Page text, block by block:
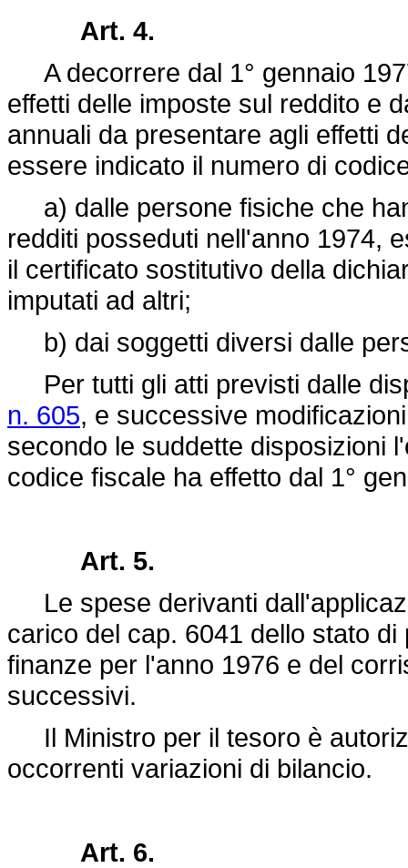
Art. 4.
A decorrere dal 1° gennaio
effetti delle imposte sul reddito e
annuali da presentare agli effetti
essere indicato il numero di
a) dalle persone fisiche che
redditi posseduti nell'anno 1974,
il certificato sostitutivo della
imputati ad altri;
b) dai soggetti diversi dalle
Per tutti gli atti previsti dalle
n. 605, e successive
secondo le suddette disposizioni
codice fiscale ha effetto dal 1°
Art. 5.
Le spese derivanti
carico del cap. 6041 dello stato
finanze per l'anno 1976 e del
successivi.
Il Ministro per il tesoro è
occorrenti variazioni di bilancio.
Art. 6.